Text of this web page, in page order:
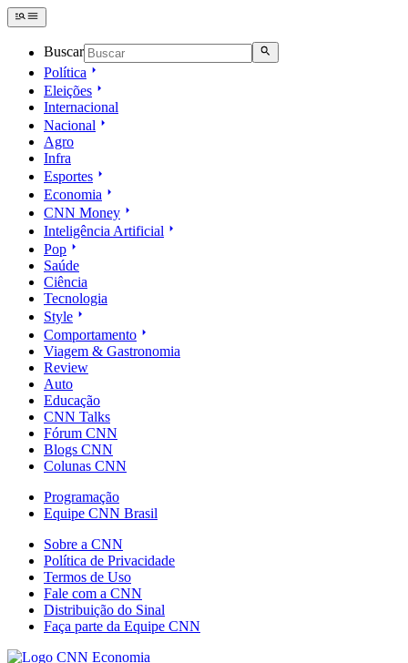
Buscar
Política
Eleições
Internacional
Nacional
Agro
Infra
Esportes
Economia
CNN Money
Inteligência Artificial
Pop
Saúde
Ciência
Tecnologia
Style
Comportamento
Viagem & Gastronomia
Review
Auto
Educação
CNN Talks
Fórum CNN
Blogs CNN
Colunas CNN
Programação
Equipe CNN Brasil
Sobre a CNN
Política de Privacidade
Termos de Uso
Fale com a CNN
Distribuição do Sinal
Faça parte da Equipe CNN